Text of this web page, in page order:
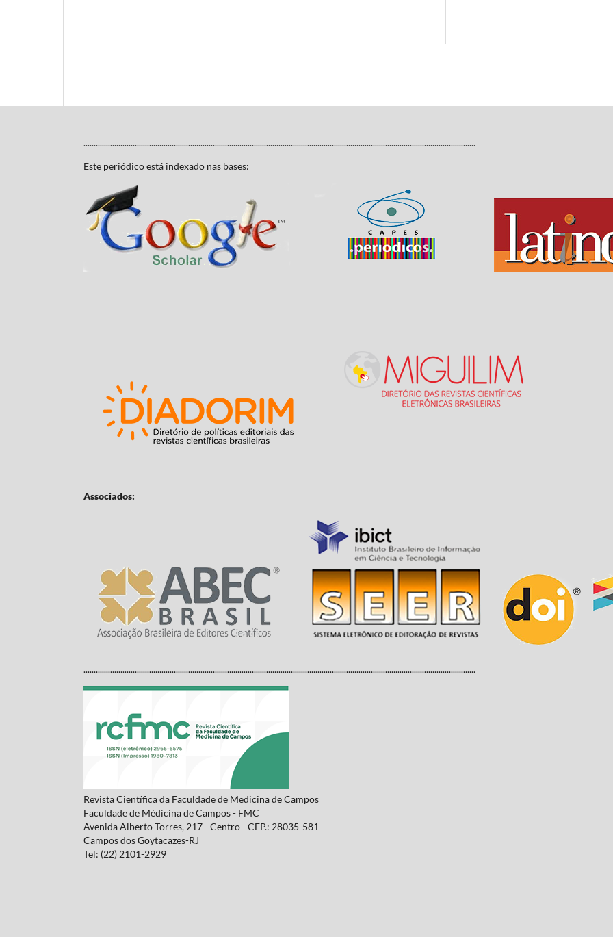
...............................................................................................................................................................................................
Este periódico está indexado nas bases:
Associados:
...............................................................................................................................................................................................
Revista Científica da Faculdade de Medicina de Campos
Faculdade de Médicina de Campos - FMC
Avenida Alberto Torres, 217 - Centro - CEP.: 28035-581
Campos dos Goytacazes-RJ
Tel: (22) 2101-2929